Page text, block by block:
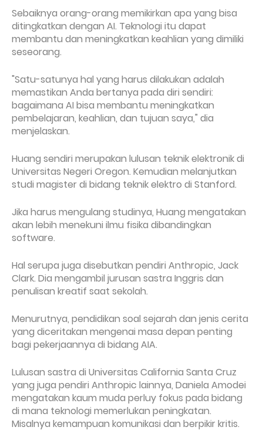
Sebaiknya orang-orang memikirkan apa yang bisa
ditingkatkan dengan AI. Teknologi itu dapat
membantu dan meningkatkan keahlian yang dimiliki
seseorang.
"Satu-satunya hal yang harus dilakukan adalah
memastikan Anda bertanya pada diri sendiri:
bagaimana AI bisa membantu meningkatkan
pembelajaran, keahlian, dan tujuan saya," dia
menjelaskan.
Huang sendiri merupakan lulusan teknik elektronik di
Universitas Negeri Oregon. Kemudian melanjutkan
studi magister di bidang teknik elektro di Stanford.
Jika harus mengulang studinya, Huang mengatakan
akan lebih menekuni ilmu fisika dibandingkan
software.
Hal serupa juga disebutkan pendiri Anthropic, Jack
Clark. Dia mengambil jurusan sastra Inggris dan
penulisan kreatif saat sekolah.
Menurutnya, pendidikan soal sejarah dan jenis cerita
yang diceritakan mengenai masa depan penting
bagi pekerjaannya di bidang AIA.
Lulusan sastra di Universitas California Santa Cruz
yang juga pendiri Anthropic lainnya, Daniela Amodei
mengatakan kaum muda perluy fokus pada bidang
di mana teknologi memerlukan peningkatan.
Misalnya kemampuan komunikasi dan berpikir kritis.